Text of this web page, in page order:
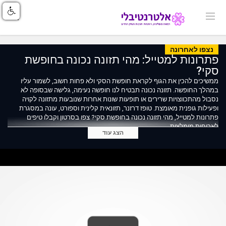
נצפו לאחרונה
פתרונות למטייל: מהי תזונה נכונה בחופשת
סקי?
ממשיכים להכין את הגוף לקראת חופשת הסקי ולא פחות חשוב, לשמור עליו
במהלך החופשה. תזונה נכונה תבטיח לנו חופשה נעימה, גלישה שבסופה לא
נסבול מהתכווצויות שרירים או תופעות שונות אחרות שנובעות מתזונה לקויה
ופעילות גופנית מאומצת. טופז דרזנר, תזונאית קלינית וספורט, עונה במסגרת
פתרונות למטייל, מהי תזונה נכונה בחופשת סקי? צפו בסרטון וקבלו טיפים
לארוחות מומלצות.
הצג עוד